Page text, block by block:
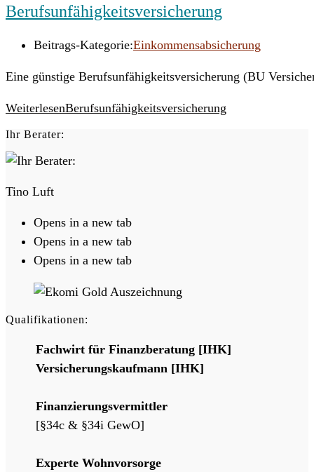
Berufsunfähigkeitsversicherung
Beitrags-Kategorie:Einkommensabsicherung
Eine günstige Berufsunfähigkeitsversicherung (BU
WeiterlesenBerufsunfähigkeitsversicherung
Ihr Berater:
Tino Luft
Opens in a new tab
Opens in a new tab
Opens in a new tab
Qualifikationen:
Fachwirt für Finanzberatung [IHK]
Versicherungskaufmann [IHK]
Finanzierungsvermittler
[§34c & §34i GewO]
Experte Wohnvorsorge